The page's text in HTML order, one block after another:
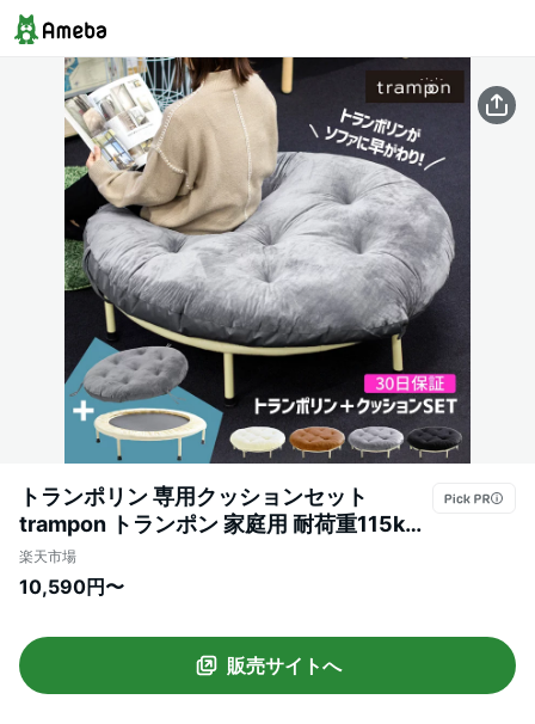
トランポリン 専用クッションセット
trampon トランポン 家庭用 耐荷重115kg
92cm 子供用 ゴム カバー 室内 子ども 3歳
クッション 洗濯可能 円形 大型 座布団 チェ
楽天市場
10,590円〜
販売サイトへ